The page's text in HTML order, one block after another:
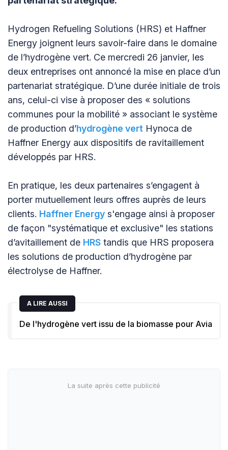
Hydrogen Refueling Solutions (HRS) et Haffner
Energy joignent leurs savoir-faire dans le domaine
de l’hydrogène vert. Ce mercredi 26 janvier, les
deux entreprises ont annoncé la mise en place d’un
partenariat stratégique. D’une durée initiale de trois
ans, celui-ci vise à proposer des « solutions
communes pour la mobilité » associant le système
de production d’hydrogène vert Hynoca de
Haffner Energy aux dispositifs de ravitaillement
développés par HRS.
En pratique, les deux partenaires s’engagent à
porter mutuellement leurs offres auprès de leurs
clients. Haffner Energy s'engage ainsi à proposer
de façon "systématique et exclusive" les stations
d’avitaillement de HRS tandis que HRS proposera
les solutions de production d’hydrogène par
électrolyse de Haffner.
A LIRE AUSSI
De l'hydrogène vert issu de la biomasse pour Avia